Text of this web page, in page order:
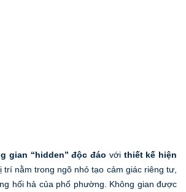
gian “hidden” độc đáo với thiết kế hiện
trí nằm trong ngõ nhỏ tạo cảm giác riêng tư,
hối hả của phố phường. Không gian được